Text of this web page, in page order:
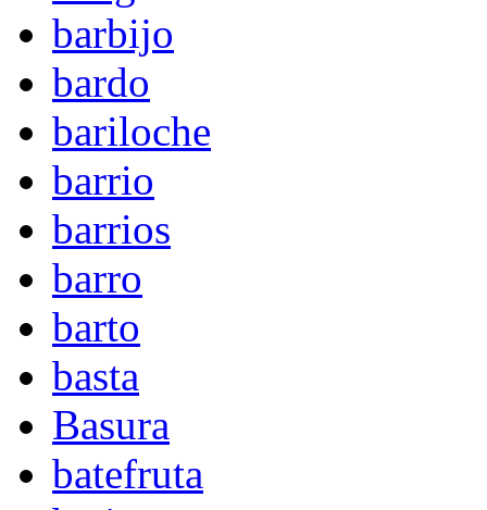
barbijo
bardo
bariloche
barrio
barrios
barro
barto
basta
Basura
batefruta